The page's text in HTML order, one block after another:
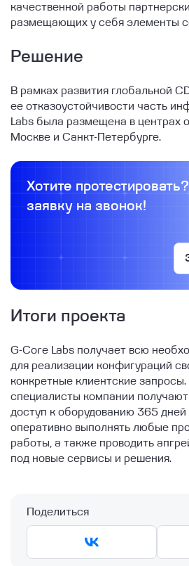
качественной работы
размещающих у себя элементы
Решение
В рамках развития глобальной
ее отказоустойчивости часть
Labs была размещена в центрах
Москве и Санкт-Петербурге.
Хотите
заявку на звонок!
Итоги проекта
G-Core Labs получает всю
для реализации конфигураций
конкретные клиентские
специалисты компании получают
доступ к оборудованию 365 дней
оперативно выполнять любые
работы, а также проводить
под новые сервисы и решения.
Поделиться